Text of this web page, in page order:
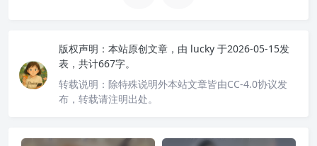
版权声明： 本站原创文章，由 lucky 于2026-05-15发
表，共计667字。
转载说明： 除特殊说明外本站文章皆由CC-4.0协议发
布，转载请注明出处。